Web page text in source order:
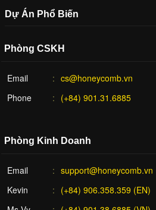
Dự Án Phổ Biến
Phòng CSKH
Email
cs@honeycomb.vn
Phone
(+84) 901.31.6885
Phòng Kinh Doanh
Email
support@honeycomb.vn
Kevin
(+84) 906.358.359 (EN)